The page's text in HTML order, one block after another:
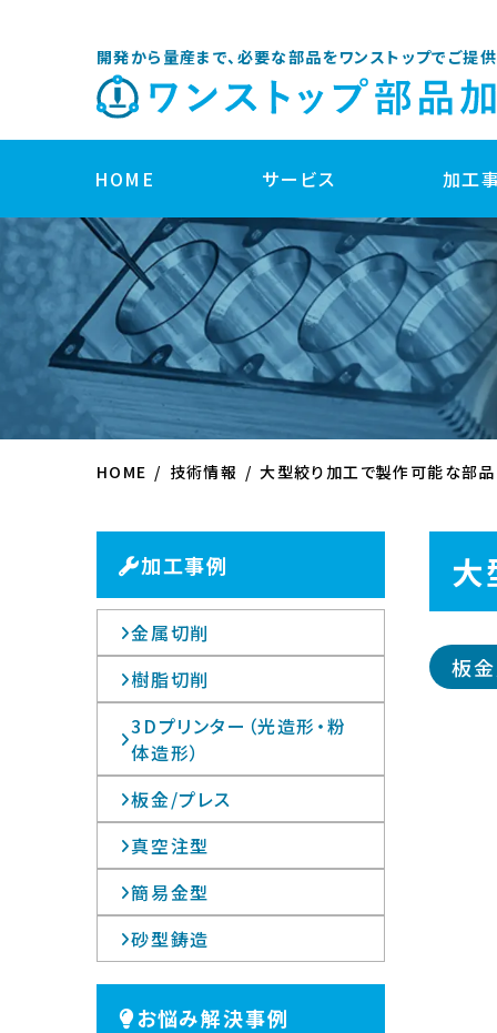
開発から量産まで、必要な部品をワンストップでご提供
HOME サービス
開発サポート
製品企画・開発サポート
部品設計サポート
加工
HOME 技術情報 大型絞り加工で製作可能な部品
加工事例
金属切削
樹脂切削
3Dプリンター（光造形・粉
体造形）
板金/プレス
真空注型
簡易金型
砂型鋳造
お悩み解決事例
大
板